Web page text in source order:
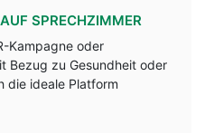
SPRECHZIMMER
Kampagne oder
Bezug zu Gesundheit oder
die ideale Platform